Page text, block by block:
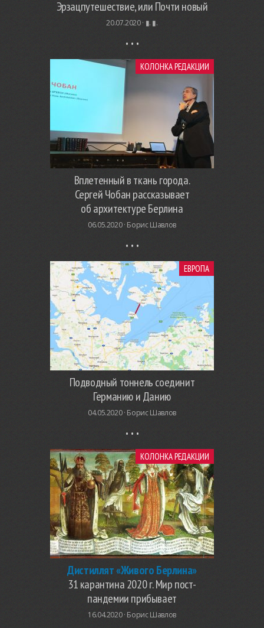
Эрзацпутешествие, или Почти новый
20.07.2020 · ▮. ▮.
КОЛОНКА РЕДАКЦИИ
Вплетенный в ткань города.
Сергей Чобан рассказывает
об архитектуре Берлина
06.05.2020 · Борис Шавлов
ЕВРОПА
Подводный тоннель соединит
Германию и Данию
04.05.2020 · Борис Шавлов
КОЛОНКА РЕДАКЦИИ
Дистиллят «Живого Берлина»
31 карантина 2020 г. Мир пост-
пандемии прибывает
16.04.2020 · Борис Шавлов